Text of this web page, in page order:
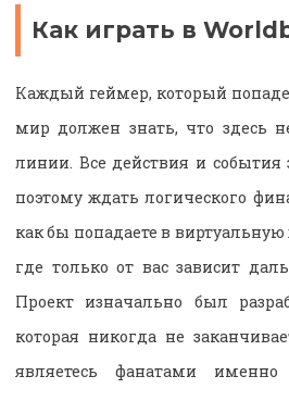
Как играть в
Каждый геймер, который
мир должен знать, что здесь
линии. Все действия и события
поэтому ждать логического
как бы попадаете в
где только от вас зависит
Проект изначально был
которая никогда не
являетесь фанатами